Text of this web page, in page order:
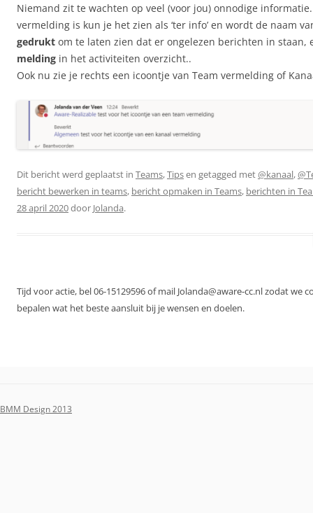
Niemand zit te wachten op veel (voor jou) onnodige
vermelding is kun je het zien als ‘ter info’ en wordt de naam
gedrukt om te laten zien dat er ongelezen berichten in staan,
melding in het activiteiten overzicht..
Ook nu zie je rechts een icoontje van Team vermelding of
Dit bericht werd geplaatst in Teams,Tipsen getagged met@kanaal,
bericht bewerken in teams, bericht opmaken in Teams, berichten in
28 april 2020door Jolanda.
Tijd voor actie, bel 06-15129596 of mail Jolanda@aware-cc.nl zodat we
bepalen wat het beste aansluit bij je wensen en doelen.
BMM Design 2013